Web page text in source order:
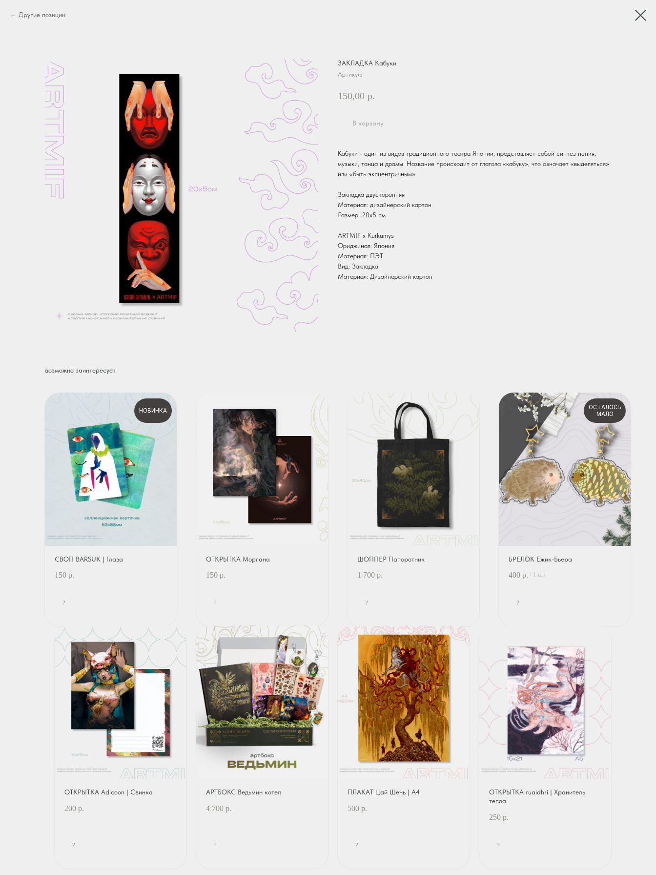
Другие позиции
ЗАКЛАДКА Кабуки
Артикул:
150,00 р.
В корзину
Кабуки - один из видов традиционного театра Японии, представляет собой синтез пения,
музыки, танца и драмы. Название происходит от глагола «кабуку», что означает «выделяться»
или «быть эксцентричным»
Закладка двусторонняя
Материал: дизайнерский картон
Размер: 20х5 см
ARTMIF х Kurkumys
Ориджинал: Япония
Материал: ПЭТ
Вид: Закладка
Материал: Дизайнерский картон
возможно заинтересует
НОВИНКА
СВОП BARSUK | Глаза
150 р.
?
ОТКРЫТКА Моргана
150 р.
?
ШОППЕР Папоротник
1 700 р.
?
ОСТАЛОСЬ
МАЛО
БРЕЛОК Ежик-Бьера
400 р. / 1 шт
?
ОТКРЫТКА Adicoon | Свинка
200 р.
?
АРТБОКС Ведьмин котел
4 700 р.
?
ПЛАКАТ Цай Шень | А4
500 р.
?
ОТКРЫТКА ruaidhri | Хранитель
тепла
250 р.
?